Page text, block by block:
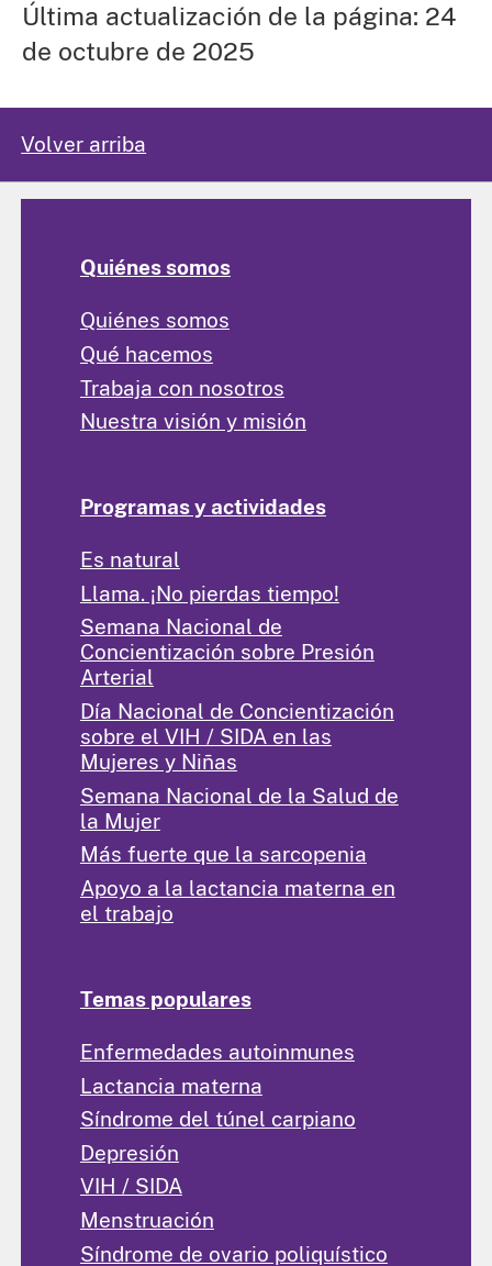
Última actualización de la página: 24
de octubre de 2025
Volver arriba
Quiénes somos
Quiénes somos
Qué hacemos
Trabaja con nosotros
Nuestra visión y misión
Programas y actividades
Es natural
Llama. ¡No pierdas tiempo!
Semana Nacional de
Concientización sobre Presión
Arterial
Día Nacional de Concientización
sobre el VIH / SIDA en las
Mujeres y Niñas
Semana Nacional de la Salud de
la Mujer
Más fuerte que la sarcopenia
Apoyo a la lactancia materna en
el trabajo
Temas populares
Enfermedades autoinmunes
Lactancia materna
Síndrome del túnel carpiano
Depresión
VIH / SIDA
Menstruación
Síndrome de ovario poliquístico